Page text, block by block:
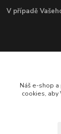
V případě
+420 725
Náš e-shop
cookies, aby